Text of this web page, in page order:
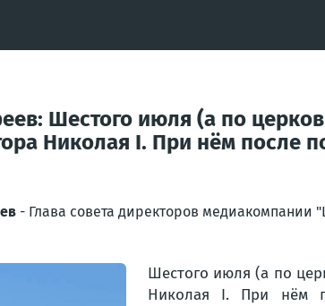
Шестого июля (а по
Николая I. При нём после
- Глава совета директоров медиакомпании
Шестого июля (а по
Николая I. При нём